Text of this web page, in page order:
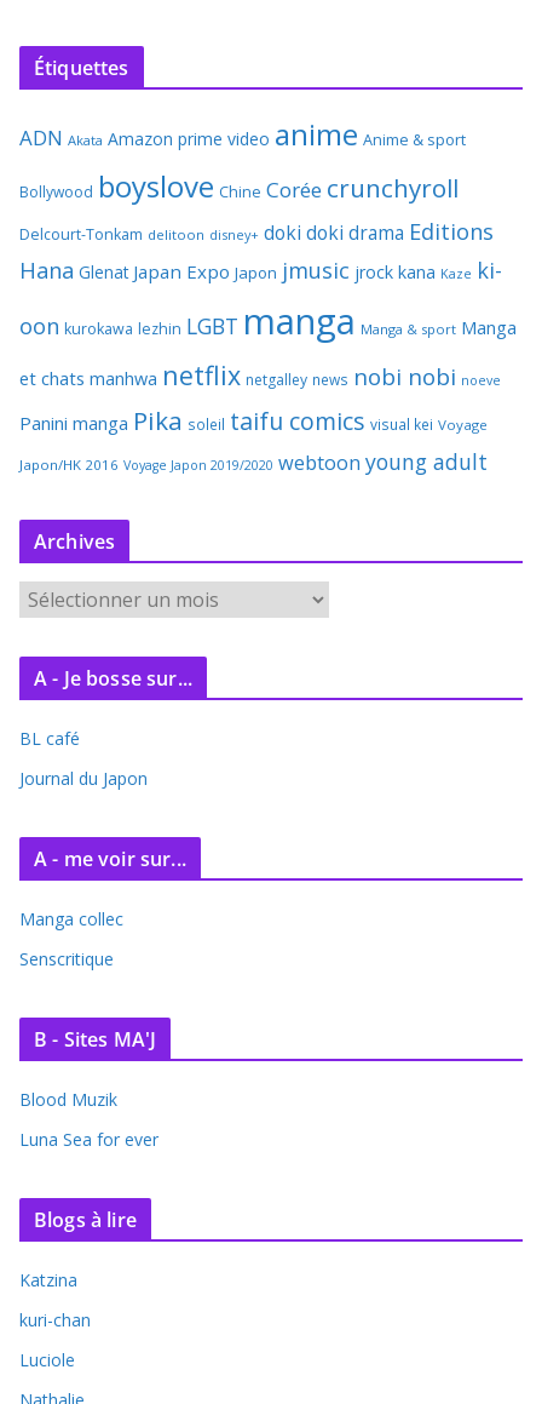
Étiquettes
ADN Akata Amazon prime video anime Anime & sport
Bollywood boyslove Chine Corée crunchyroll
Delcourt-Tonkam delitoon disney+ doki doki drama Editions
Hana Glenat Japan Expo Japon jmusic jrock kana Kaze ki-
oon kurokawa lezhin LGBT manga Manga & sport Manga
et chats manhwa netflix netgalley news nobi nobi noeve
Panini manga Pika soleil taifu comics visual kei Voyage
Japon/HK 2016 Voyage Japon 2019/2020 webtoon young adult
Archives
r
c
v
e
A - Je bosse sur...
BL café
Journal du Japon
A - me voir sur...
Manga collec
Senscritique
B - Sites MA'J
Blood Muzik
Luna Sea for ever
Blogs à lire
Katzina
kuri-chan
Luciole
Nathalie